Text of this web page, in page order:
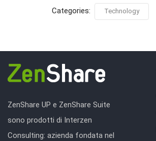
Categories: Technology
ZenShare UP e ZenShare Suite
sono prodotti di Interzen
Consulting: azienda fondata nel